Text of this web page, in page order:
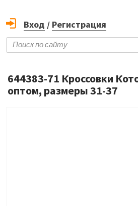
Вход / Регистрация
644383-71 Кроссовки
оптом, размеры 31-37